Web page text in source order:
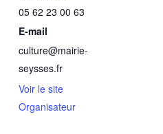
05 62 23 00 63
E-mail
culture@mairie-
seysses.fr
Voir le site
Organisateur